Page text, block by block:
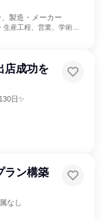
製造・メーカー
業、学術研究、SCM/生産管理/購買/物流、建築/土木/プラント専門職
店成功を
日✨
ラン構築
属なし